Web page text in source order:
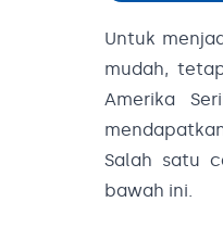
Untuk
mudah,
Amerika
Salah satu
bawah ini.